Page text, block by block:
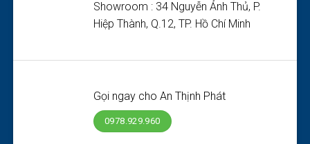
Showroom : 34 Nguyễn Ảnh Thủ, P.
Hiệp Thành, Q.12, TP. Hồ Chí Minh
Gọi ngay cho An Thịnh Phát
0978.929.960